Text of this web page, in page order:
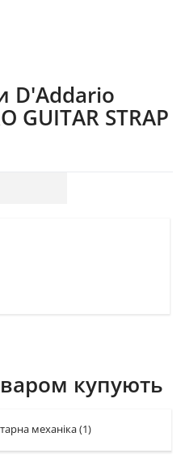
D'Addario
GUITAR STRAP
купують
механіка(1)